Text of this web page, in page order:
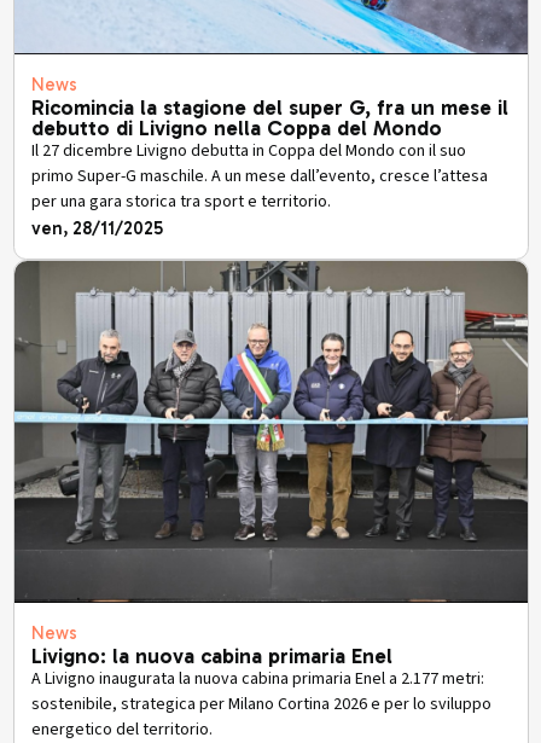
News
Ricomincia la stagione del super G, fra un mese il
debutto di Livigno nella Coppa del Mondo
Il 27 dicembre Livigno debutta in Coppa del Mondo con il suo
primo Super-G maschile. A un mese dall’evento, cresce l’attesa
per una gara storica tra sport e territorio.
ven, 28/11/2025
News
Livigno: la nuova cabina primaria Enel
A Livigno inaugurata la nuova cabina primaria Enel a 2.177 metri:
sostenibile, strategica per Milano Cortina 2026 e per lo sviluppo
energetico del territorio.